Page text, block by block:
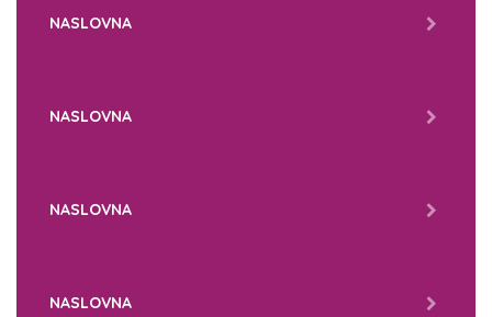
NASLOVNA
NASLOVNA
NASLOVNA
NASLOVNA